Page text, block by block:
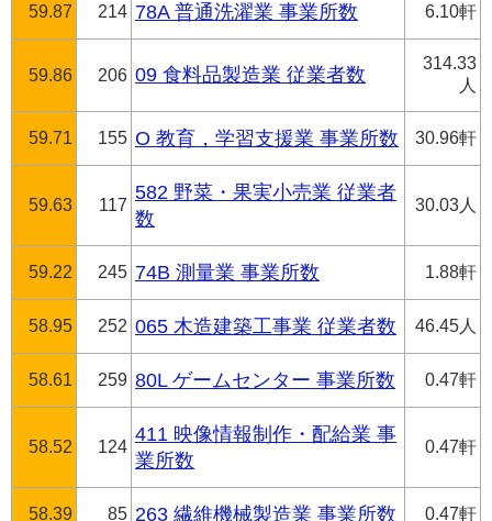
59.87 214 78A 普通洗濯業 事業所数 6.10軒
59.86 206 09 食料品製造業 従業者数
314.33
人
59.71 155 O 教育，学習支援業 事業所数 30.96軒
59.63 117
582 野菜・果実小売業 従業者
数
30.03人
59.22 245 74B 測量業 事業所数 1.88軒
58.95 252 065 木造建築工事業 従業者数 46.45人
58.61 259 80L ゲームセンター 事業所数 0.47軒
58.52 124
411 映像情報制作・配給業 事
業所数
0.47軒
58.39 85 263 繊維機械製造業 事業所数 0.47軒